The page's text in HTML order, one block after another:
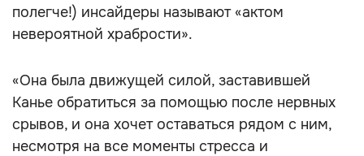
полегче!) инсайдеры называют «актом
невероятной храбрости».
«Она была движущей силой, заставившей
Канье обратиться за помощью после нервных
срывов, и она хочет оставаться рядом с ним,
несмотря на все моменты стресса и